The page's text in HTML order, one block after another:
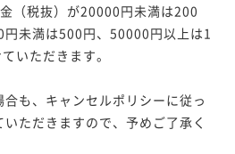
（税抜）が20000円未満は200
未満は500円、50000円以上は1
いただきます。
も、キャンセルポリシーに従っ
ただきますので、予めご了承く